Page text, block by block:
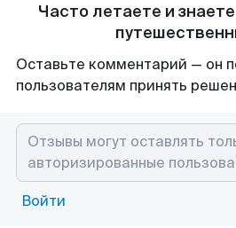
Часто летаете и
Оставьте комментарий — он
пользователям принять
Войти